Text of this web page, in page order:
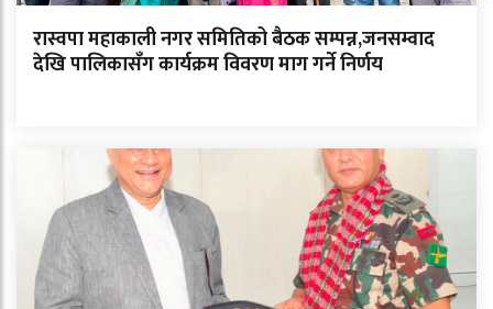
रास्वपा महाकाली नगर समितिको बैठक सम्पन्न,जनसम्वाद
देखि पालिकासँग कार्यक्रम विवरण माग गर्ने निर्णय